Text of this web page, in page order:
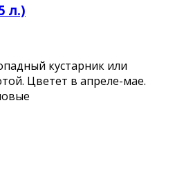
л.)
кустарник или
Цветет в апреле-мае.